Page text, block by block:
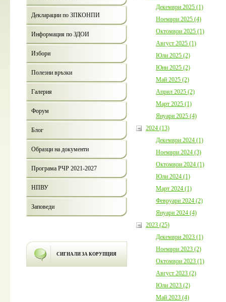
Декларации по ЗПКОНПИ
Информация по ЗДОИ
Избори
Полезни връзки
Галерия
Форум
Блог
Образци на документи
Програма РЧР 2021-2027
НПВУ
Заповеди
СИГНАЛИ ЗА КОРУПЦИЯ
Декември 2025 (1)
Ноември 2025 (4)
Октомври 2025 (1)
Август 2025 (1)
Юли 2025 (2)
Юни 2025 (2)
Май 2025 (2)
Април 2025 (2)
Март 2025 (1)
Януари 2025 (4)
2024 (13)
Декември 2024 (1)
Ноември 2024 (3)
Октомври 2024 (1)
Юли 2024 (1)
Март 2024 (1)
Февруари 2024 (2)
Януари 2024 (4)
2023 (25)
Декември 2023 (1)
Ноември 2023 (2)
Октомври 2023 (1)
Август 2023 (2)
Юли 2023 (2)
Май 2023 (4)